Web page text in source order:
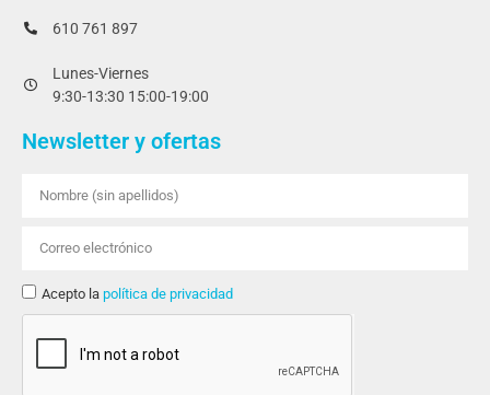
610 761 897
Lunes-Viernes
9:30-13:30 15:00-19:00
Newsletter y ofertas
Acepto la política de privacidad